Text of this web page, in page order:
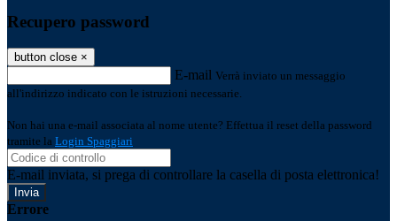
Recupero password
button close ×
E-mail Verrà inviato un messaggio
all'indirizzo indicato con le istruzioni necessarie.
Non hai una e-mail associata al nome utente? Effettua il reset della password
tramite la Login Spaggiari
E-mail inviata, si prega di controllare la casella di posta elettronica!
Errore